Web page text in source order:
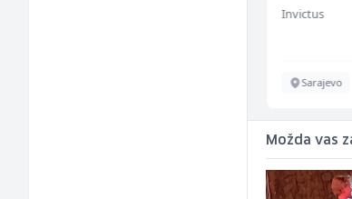
Invictus
Sarajevo
Možda vas